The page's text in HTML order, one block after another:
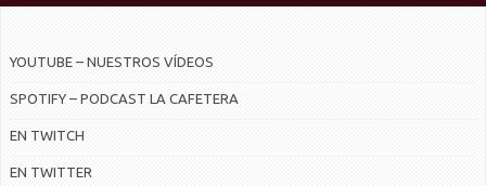
YOUTUBE – NUESTROS VÍDEOS
SPOTIFY – PODCAST LA CAFETERA
EN TWITCH
EN TWITTER